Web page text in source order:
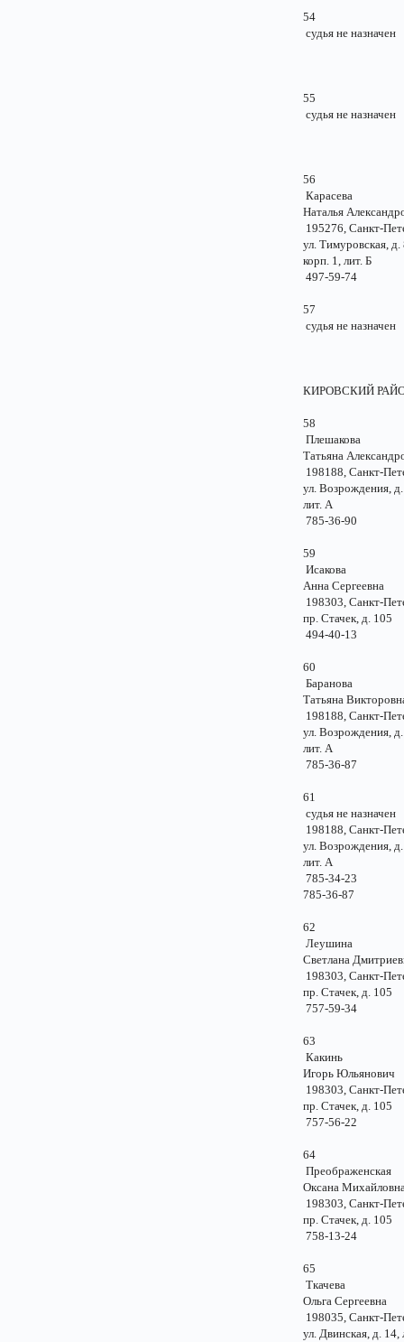
54
судья не
55
судья не
56
Карасева
Наталья
195276, Санкт-
ул. Тимуровская,
корп. 1, лит. Б
497-59-74
57
судья не
58
Плешакова
Татьяна
198188, Санкт-
ул. Возрождения,
лит. А
785-36-90
59
Исакова
Анна
198303, Санкт-
пр. Стачек, д.
494-40-13
60
Баранова
Татьяна
198188, Санкт-
ул. Возрождения,
лит. А
785-36-87
61
судья не
198188, Санкт-
ул. Возрождения,
лит. А
785-34-23
785-36-87
62
Леушина
Светлана
198303, Санкт-
пр. Стачек, д.
757-59-34
63
Какинь
Игорь
198303, Санкт-
пр. Стачек, д.
757-56-22
64
Оксана
198303, Санкт-
пр. Стачек, д.
758-13-24
65
Ткачева
Ольга
198035, Санкт-
ул. Двинская, д. 14,